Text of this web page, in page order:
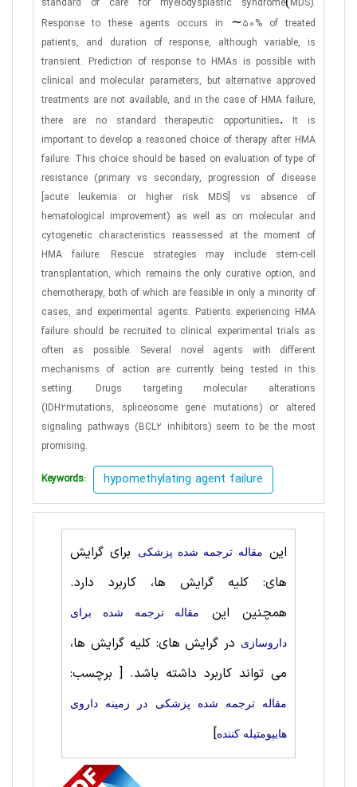
standard of care for myelodysplastic syndrome MDS).
Response to these agents occurs in ∼50% of treated
patients, and duration of response, although variable, is
transient. Prediction of response to HMAs is possible with
clinical and molecular parameters, but alternative approved
treatments are not available, and in the case of HMA failure,
there are no standard therapeutic opportunities.
It is
important to develop a reasoned choice of therapy after HMA
failure. This choice should be based on evaluation of type of
resistance (primary vs secondary, progression of disease
[acute leukemia or higher risk MDS] vs absence of
hematological improvement) as well as on molecular and
cytogenetic characteristics reassessed at the moment of
HMA failure. Rescue strategies may include stem-cell
transplantation, which remains the only curative option, and
chemotherapy, both of which are feasible in only a minority of
cases, and experimental agents. Patients experiencing HMA
failure should be recruited to clinical experimental trials as
often as possible. Several novel agents with different
mechanisms of action are currently being tested in this
setting. Drugs targeting molecular alterations
(IDH2mutations, spliceosome gene mutations) or altered
signaling pathways (BCL2 inhibitors) seem to be the most
promising.
Keywords: hypomethylating agent failure
این مقاله ترجمه شده پزشکی
برای گرایش
های: کلیه گرایش ها، کاربرد دارد.
همچنین این
مقاله ترجمه شده برای
داروسازی در گرایش های: کلیه گرایش ها،
می تواند کاربرد داشته باشد. [ برچسب:
مقاله ترجمه شده پزشکی در زمینه داروی
هایپومتیله کننده]